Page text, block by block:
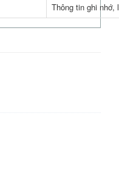
Thông tin ghi nhớ,